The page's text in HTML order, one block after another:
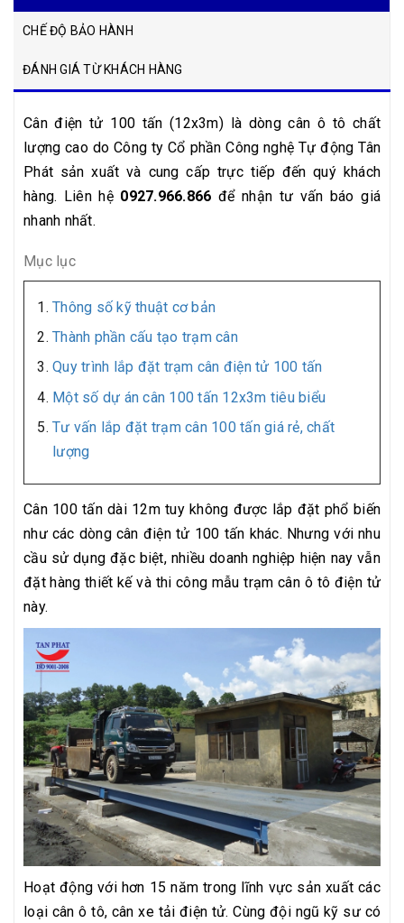
CHẾ ĐỘ BẢO HÀNH
ĐÁNH GIÁ TỪ KHÁCH HÀNG
Cân điện tử 100 tấn (12x3m) là dòng cân ô tô chất
lượng cao do Công ty Cổ phần Công nghệ Tự động Tân
Phát sản xuất và cung cấp trực tiếp đến quý khách
hàng. Liên hệ 0927.966.866 để nhận tư vấn báo giá
nhanh nhất.
Mục lục
Thông số kỹ thuật cơ bản
Thành phần cấu tạo trạm cân
Quy trình lắp đặt trạm cân điện tử 100 tấn
Một số dự án cân 100 tấn 12x3m tiêu biểu
Tư vấn lắp đặt trạm cân 100 tấn giá rẻ, chất
lượng
Cân 100 tấn dài 12m tuy không được lắp đặt phổ biến
như các dòng cân điện tử 100 tấn khác. Nhưng với nhu
cầu sử dụng đặc biệt, nhiều doanh nghiệp hiện nay vẫn
đặt hàng thiết kế và thi công mẫu trạm cân ô tô điện tử
này.
Hoạt động với hơn 15 năm trong lĩnh vực sản xuất các
loại cân ô tô, cân xe tải điện tử. Cùng đội ngũ kỹ sư có